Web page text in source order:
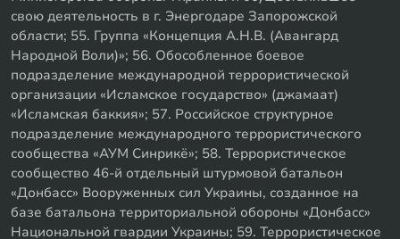
свою деятельность в г. Энергодаре Запорожской
области; 55. Группа «Концепция А.Н.В. (Авангард
Народной Воли)»; 56. Обособленное боевое
подразделение международной террористической
организации «Исламское государство» (джамаат)
«Исламская баккия»; 57. Российское структурное
подразделение международного террористического
сообщества «АУМ Синрикё»; 58. Террористическое
сообщество 46-й отдельный штурмовой батальон
«Донбасс» Вооруженных сил Украины, созданное на
базе батальона территориальной обороны «Донбасс»
Национальной гвардии Украины; 59. Террористическое